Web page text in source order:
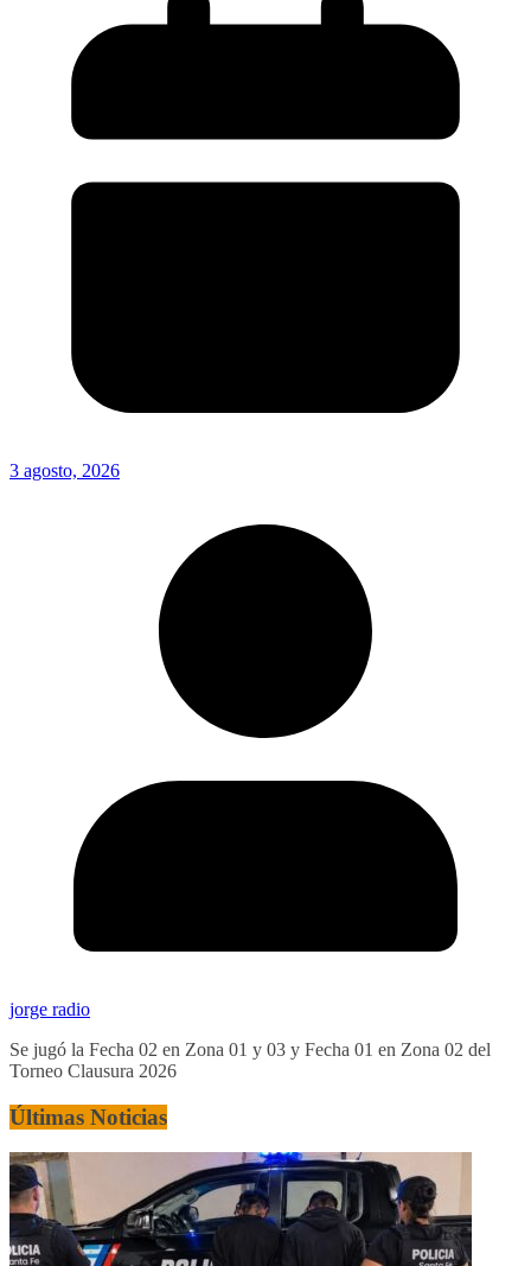
3 agosto, 2026
jorge radio
Se jugó la Fecha 02 en Zona 01 y 03 y Fecha 01 en Zona 02 del
Torneo Clausura 2026
Últimas Noticias